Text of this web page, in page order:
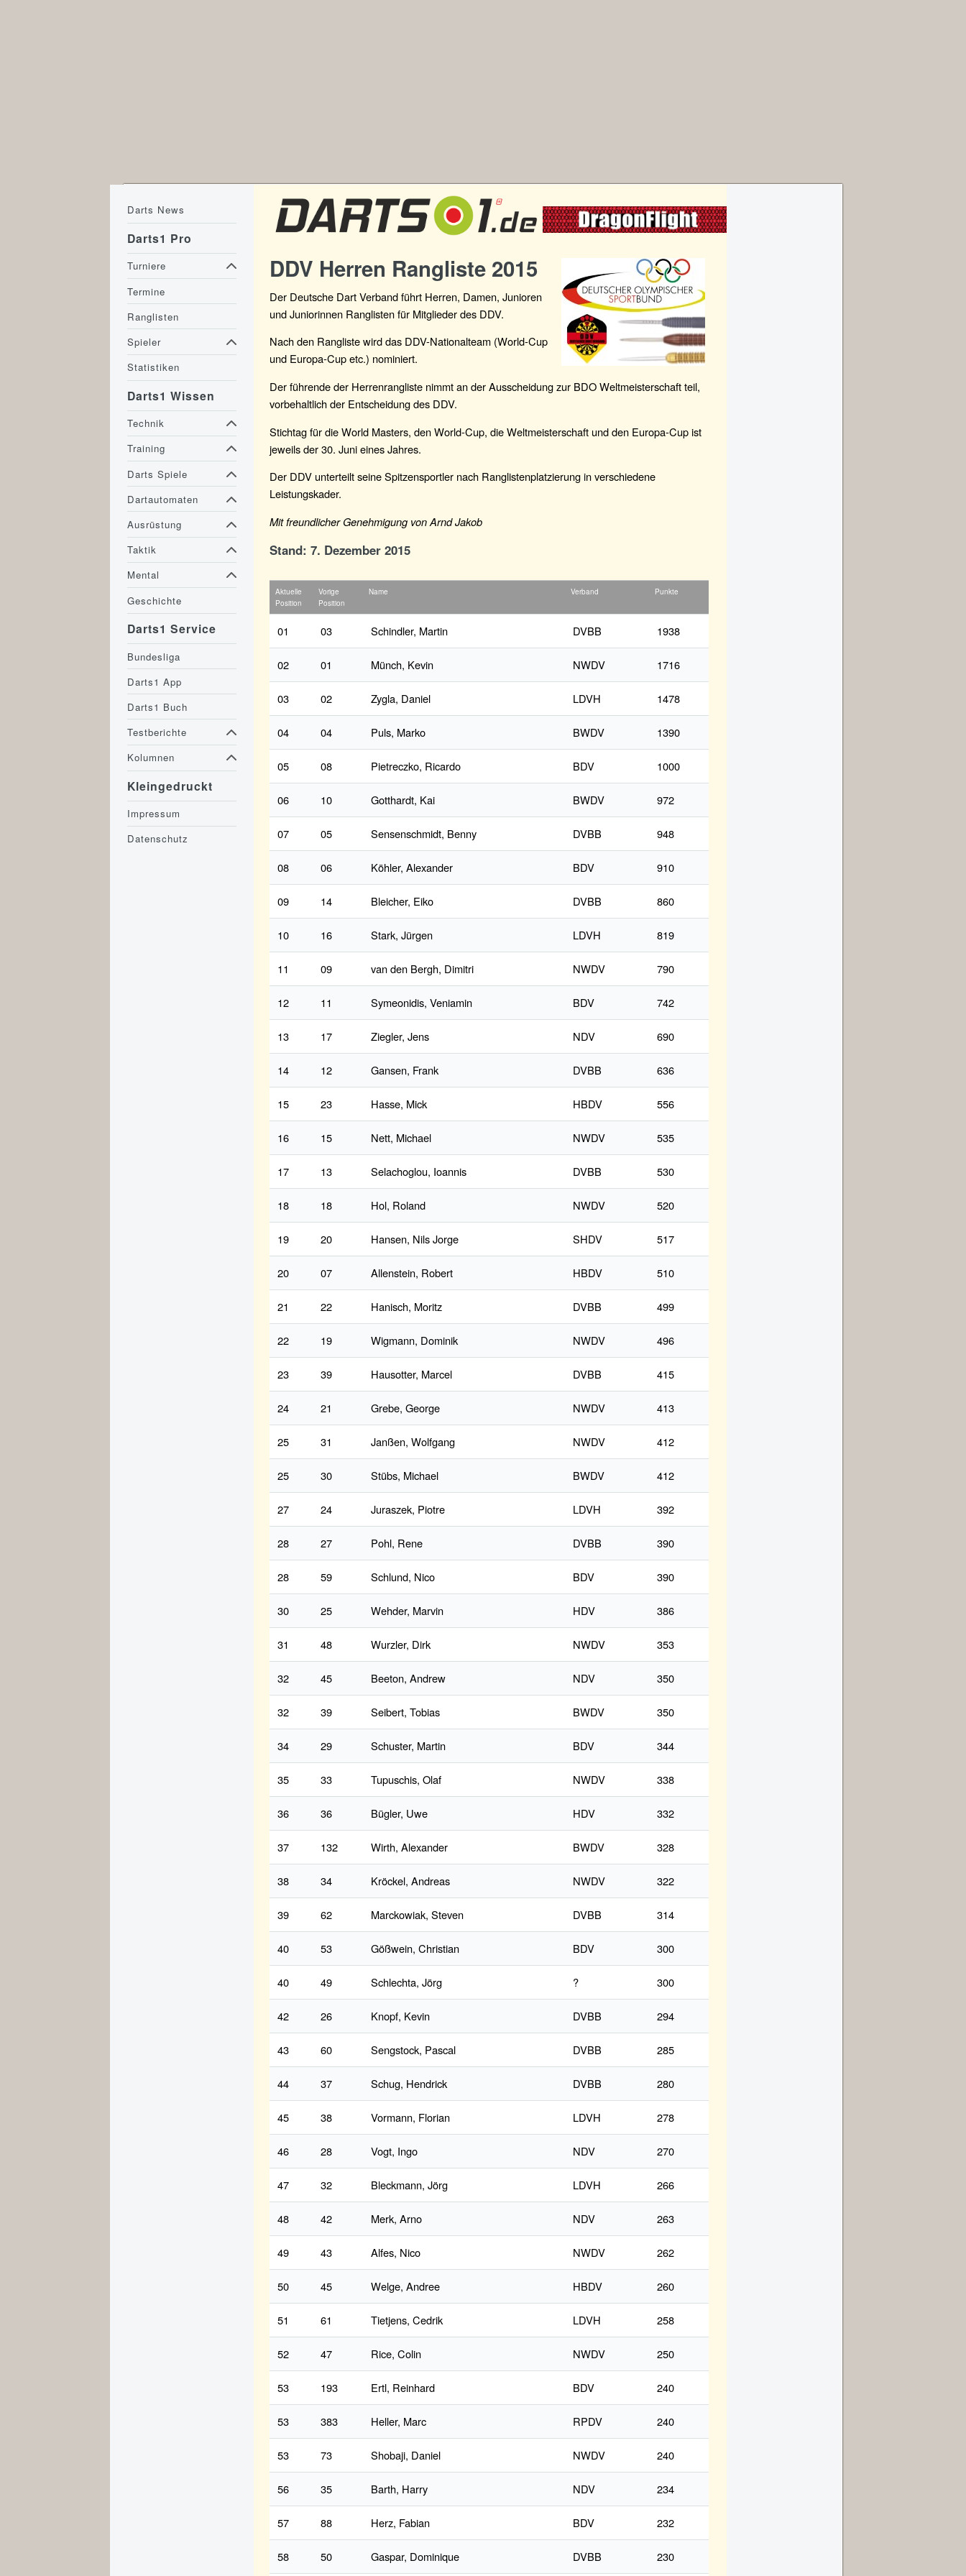
DDV Herren Rangliste 2015
Der Deutsche Dart Verband führt Herren, Damen, Junioren
und Juniorinnen Ranglisten für Mitglieder des DDV.
Nach den Rangliste wird das DDV-Nationalteam (World-Cup
und Europa-Cup etc.) nominiert.
Der führende der Herrenrangliste nimmt an der Ausscheidung zur BDO Weltmeisterschaft teil,
vorbehaltlich der Entscheidung des DDV.
Stichtag für die World Masters, den World-Cup, die Weltmeisterschaft und den Europa-Cup ist
jeweils der 30. Juni eines Jahres.
Der DDV unterteilt seine Spitzensportler nach Ranglistenplatzierung in verschiedene
Leistungskader.
Mit freundlicher Genehmigung von Arnd Jakob
Stand: 7. Dezember 2015
Aktuelle
Position
Vorige
Position
Name Verband Punkte
01 03 Schindler, Martin DVBB 1938
02 01 Münch, Kevin NWDV 1716
03 02 Zygla, Daniel LDVH 1478
04 04 Puls, Marko BWDV 1390
05 08 Pietreczko, Ricardo BDV 1000
06 10 Gotthardt, Kai BWDV 972
07 05 Sensenschmidt, Benny DVBB 948
08 06 Köhler, Alexander BDV 910
09 14 Bleicher, Eiko DVBB 860
10 16 Stark, Jürgen LDVH 819
11 09 van den Bergh, Dimitri NWDV 790
12 11 Symeonidis, Veniamin BDV 742
13 17 Ziegler, Jens NDV 690
14 12 Gansen, Frank DVBB 636
15 23 Hasse, Mick HBDV 556
16 15 Nett, Michael NWDV 535
17 13 Selachoglou, Ioannis DVBB 530
18 18 Hol, Roland NWDV 520
19 20 Hansen, Nils Jorge SHDV 517
20 07 Allenstein, Robert HBDV 510
21 22 Hanisch, Moritz DVBB 499
22 19 Wigmann, Dominik NWDV 496
23 39 Hausotter, Marcel DVBB 415
24 21 Grebe, George NWDV 413
25 31 Janßen, Wolfgang NWDV 412
25 30 Stübs, Michael BWDV 412
27 24 Juraszek, Piotre LDVH 392
28 27 Pohl, Rene DVBB 390
28 59 Schlund, Nico BDV 390
30 25 Wehder, Marvin HDV 386
31 48 Wurzler, Dirk NWDV 353
32 45 Beeton, Andrew NDV 350
32 39 Seibert, Tobias BWDV 350
34 29 Schuster, Martin BDV 344
35 33 Tupuschis, Olaf NWDV 338
36 36 Bügler, Uwe HDV 332
37 132 Wirth, Alexander BWDV 328
38 34 Kröckel, Andreas NWDV 322
39 62 Marckowiak, Steven DVBB 314
40 53 Gößwein, Christian BDV 300
40 49 Schlechta, Jörg ? 300
42 26 Knopf, Kevin DVBB 294
43 60 Sengstock, Pascal DVBB 285
44 37 Schug, Hendrick DVBB 280
45 38 Vormann, Florian LDVH 278
46 28 Vogt, Ingo NDV 270
47 32 Bleckmann, Jörg LDVH 266
48 42 Merk, Arno NDV 263
49 43 Alfes, Nico NWDV 262
50 45 Welge, Andree HBDV 260
51 61 Tietjens, Cedrik LDVH 258
52 47 Rice, Colin NWDV 250
53 193 Ertl, Reinhard BDV 240
53 383 Heller, Marc RPDV 240
53 73 Shobaji, Daniel NWDV 240
56 35 Barth, Harry NDV 234
57 88 Herz, Fabian BDV 232
58 50 Gaspar, Dominique DVBB 230
Darts News
Darts1 Pro
Turniere
Termine
Ranglisten
Spieler
Statistiken
Darts1 Wissen
Technik
Training
Darts Spiele
Dartautomaten
Ausrüstung
Taktik
Mental
Geschichte
Darts1 Service
Bundesliga
Darts1 App
Darts1 Buch
Testberichte
Kolumnen
Kleingedruckt
Impressum
Datenschutz